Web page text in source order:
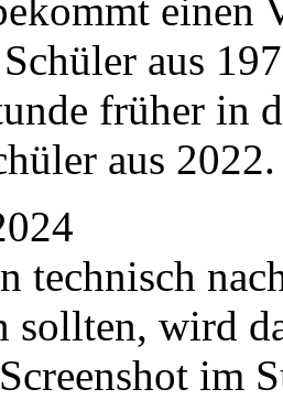
einen
aus
früher in
aus 2022.
technisch
sollten, wird
im